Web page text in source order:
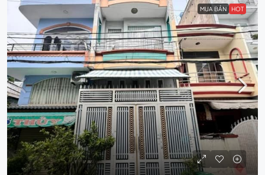
MUA BÁN HOT